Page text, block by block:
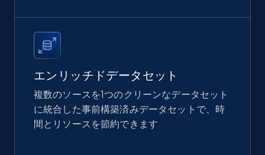
Amazon best seller products
Title, Seller name, Brand, Description, Initial
more.
eCommerce
エンリッチドデータセット
複数のソースを1つのクリーンなデータセット
に統合した事前構築済みデータセットで、時
間とリソースを節約できます